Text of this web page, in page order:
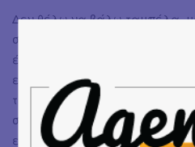
Δεν θέλω να βάλω ταμπέλα,
στοιχείο στη μουσική, το
έχει διαμορφώσει τον τρόπο
επιρροές φυσικά να
τη δημιουργική σχέση με τον
συνεργάτη μου, υπάρχει μια
επιλέγουμε και πως το